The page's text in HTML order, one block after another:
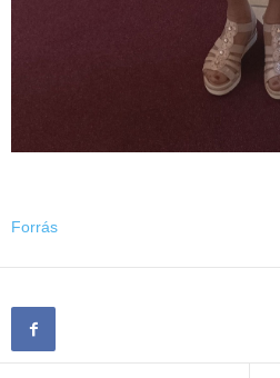
Forrás